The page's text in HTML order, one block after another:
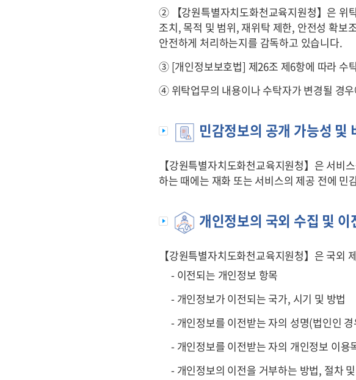
② 【강원특별자치도화천교육지원청】은 위
조치, 목적 및 범위, 재위탁 제한, 안전성 확보
안전하게 처리하는지를 감독하고 있습니다.
③ [개인정보보호법] 제26조 제6항에 따라 수
④ 위탁업무의 내용이나 수탁자가 변경될 경
민감정보의 공개 가능성 및
【강원특별자치도화천교육지원청】은 서비
하는 때에는 재화 또는 서비스의 제공 전에
개인정보의 국외 수집 및 이
【강원특별자치도화천교육지원청】은 국외
- 이전되는 개인정보 항목
- 개인정보가 이전되는 국가, 시기 및 방법
- 개인정보를 이전받는 자의 성명(법인인
- 개인정보를 이전받는 자의 개인정보 이용
- 개인정보의 이전을 거부하는 방법, 절차